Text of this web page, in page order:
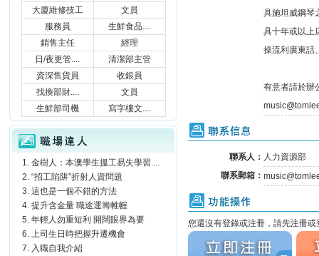
具施坦威鋼琴
具十年或以上
操流利廣東話
有意者請於辦
聯系信息
聯系人： 人力資源部
聯系郵箱：
功能操作
您還沒有登錄或注冊，請先注冊
立刻注冊
立刻
大廈維修技工
文員
服務員
生鮮食品....
銷售主任
經理
日/夜更管....
清潔部主管
資深售貨員
收銀員
找換部財....
文員
生鮮部司機
寫字樓文....
職場達人
金樹人：本澳學生搵工易失學習....
“招工陷阱”折射人資問題
這也是一個不錯的方法
提升含金量 職途運籌帷幄
年輕人勿重短利 開闊眼界為要
上司生日時把握升遷機會
入職自我介紹